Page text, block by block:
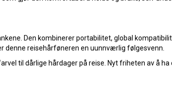
Den kombinerer portabilitet, global
denne reisehårføneren en uunnværlig følgesvenn.
til dårlige hårdager på reise. Nyt friheten av å